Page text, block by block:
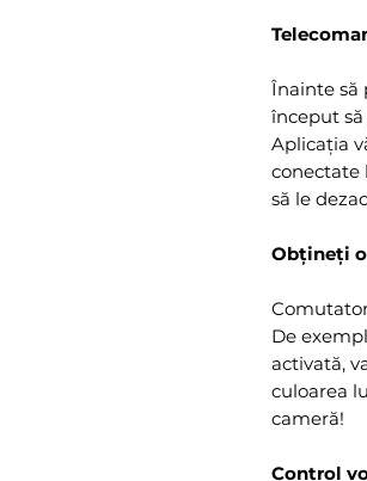
Înainte să
început
Aplicația
conectate
să le
Obțineți
De
activată,
culoarea
cameră!
Control